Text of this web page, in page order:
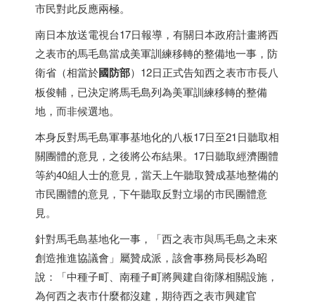
市民對此反應兩極。
南日本放送電視台17日報導，有關日本政府計畫將西
之表市的馬毛島當成美軍訓練移轉的整備地一事，防
衛省（相當於國防部）12日正式告知西之表市市長八
板俊輔，已決定將馬毛島列為美軍訓練移轉的整備
地，而非候選地。
本身反對馬毛島軍事基地化的八板17日至21日聽取相
關團體的意見，之後將公布結果。17日聽取經濟團體
等約40組人士的意見，當天上午聽取贊成基地整備的
市民團體的意見，下午聽取反對立場的市民團體意
見。
針對馬毛島基地化一事，「西之表市與馬毛島之未來
創造推進協議會」屬贊成派，該會事務局長杉為昭
說：「中種子町、南種子町將興建自衛隊相關設施，
為何西之表市什麼都沒建，期待西之表市興建官